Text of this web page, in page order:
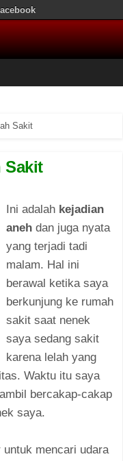
Sakit
Sakit
Ini adalah kejadian
aneh dan juga nyata
yang terjadi tadi
malam. Hal ini
berawal ketika saya
berkunjung ke rumah
sakit saat nenek
saya sedang sakit
karena lelah yang
Waktu itu saya
bercakap-cakap
saya.
mencari udara